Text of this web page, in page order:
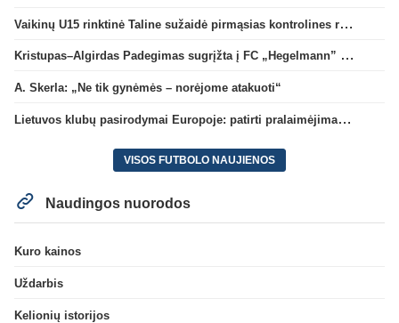
Vaikinų U15 rinktinė Taline sužaidė pirmąsias kontrolines rungtynes
Kristupas–Algirdas Padegimas sugrįžta į FC „Hegelmann” B sudėtį
A. Skerla: „Ne tik gynėmės – norėjome atakuoti“
Lietuvos klubų pasirodymai Europoje: patirti pralaimėjimai Kroatijos atstovams
VISOS FUTBOLO NAUJIENOS
Naudingos nuorodos
Kuro kainos
Uždarbis
Kelionių istorijos